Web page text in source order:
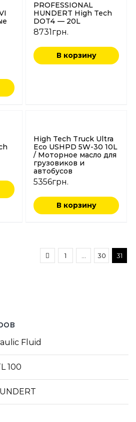
PROFESSIONAL
HUNDERT High Tech
DOT4 — 20L
8731грн.
В корзину
High Tech Truck Ultra
Eco USHPD 5W-30 10L
/ Моторное масло для
грузовиков и
автобусов
5356грн.
В корзину
1 30 31
Fluid
100